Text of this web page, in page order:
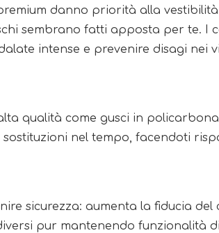
danno priorità alla
sembrano fatti apposta per te. I
intense e prevenire disagi nei
qualità come gusci in
nel tempo, facendoti
sicurezza: aumenta la fiducia
pur mantenendo funzionalità